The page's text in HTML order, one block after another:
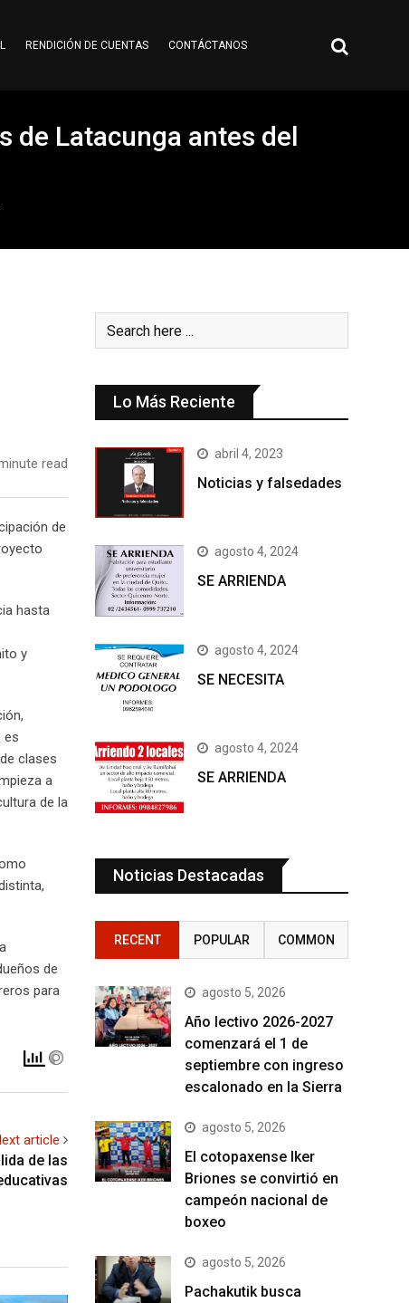
RENDICIÓN DE CUENTAS CONTÁCTANOS
de Latacunga antes del
read
de
hasta
y
es
clases
a
de la
de
para
article
de las
Lo Más Reciente
abril 4, 2023
Noticias y falsedades
agosto 4, 2024
SE ARRIENDA
agosto 4, 2024
SE NECESITA
agosto 4, 2024
SE ARRIENDA
Noticias Destacadas
RECENT POPULAR COMMON
agosto 5, 2026
Año lectivo 2026-2027
comenzará el 1 de
septiembre con ingreso
escalonado en la Sierra
agosto 5, 2026
El cotopaxense Iker
Briones se convirtió en
campeón nacional de
boxeo
agosto 5, 2026
Pachakutik busca